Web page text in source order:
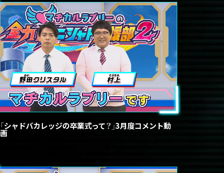
「シャドバカレッジの卒業式って？」3月度コメント動
画